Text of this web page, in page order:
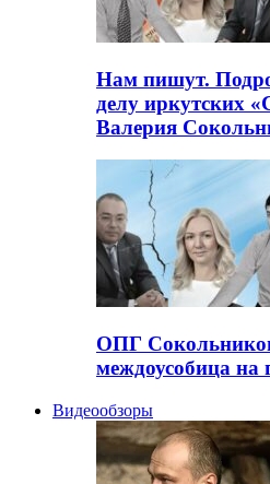
Нам пишут.
делу иркутских
Валерия
ОПГ
междоусобица на
Видеообзоры